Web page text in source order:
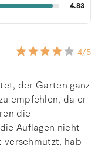
4.83
4/5
der Garten ganz
empfehlen, da er
die
Auflagen nicht
verschmutzt, hab